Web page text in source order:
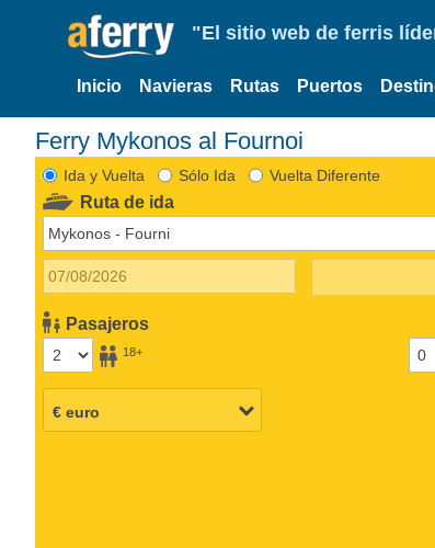
"El sitio web de ferris
Inicio Navieras Rutas Puertos
Ferry Mykonos al Fournoi
Ida y Vuelta Sólo Ida Vuelta Diferente
Ruta de ida
Pasajeros
18+